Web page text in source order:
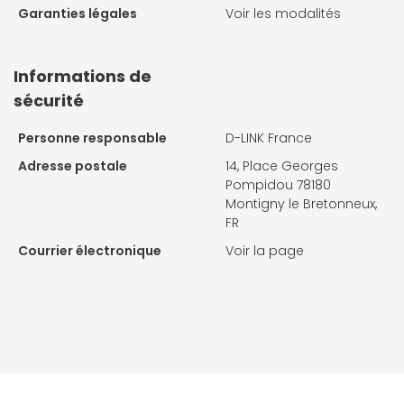
Garanties légales Voir les modalités
Informations de
sécurité
Personne responsable
D-LINK France
Adresse postale
14, Place Georges
Pompidou 78180
Montigny le Bretonneux,
FR
Courrier électronique
Voir la page